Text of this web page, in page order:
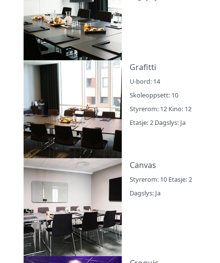
Grafitti
U-bord: 14
Skoleoppsett: 10
Styrerom: 12 Kino: 12
Etasje: 2 Dagslys: Ja
Canvas
Styrerom: 10 Etasje: 2
Dagslys: Ja